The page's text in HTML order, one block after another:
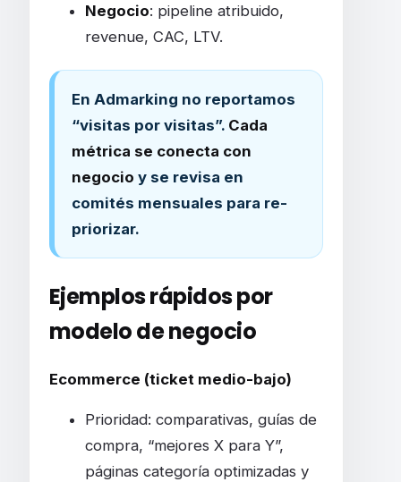
Negocio: pipeline atribuido,
revenue, CAC, LTV.
En Admarking no reportamos
“visitas por visitas”. Cada
métrica se conecta con
negocio y se revisa en
comités mensuales para re-
priorizar.
Ejemplos rápidos por
modelo de negocio
Ecommerce (ticket medio-bajo)
Prioridad: comparativas, guías de
compra, “mejores X para Y”,
páginas categoría optimizadas y